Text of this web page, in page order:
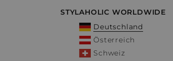
STYLAHOLIC WORLDWIDE
Deutschland
Österreich
Schweiz